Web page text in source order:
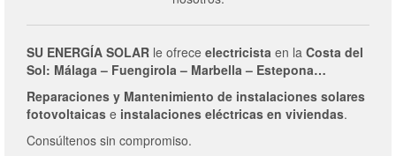
SU ENERGÍA SOLAR le ofrece electricista en la Costa del
Sol: Málaga – Fuengirola – Marbella – Estepona…
Reparaciones y Mantenimiento de instalaciones solares
fotovoltaicas e instalaciones eléctricas en viviendas.
Consúltenos sin compromiso.